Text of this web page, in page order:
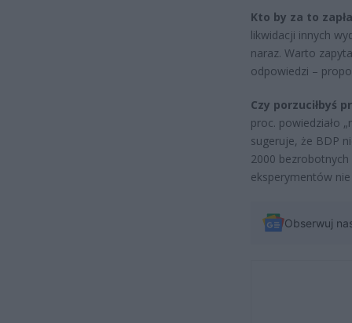
Kto by za to
likwidacji innych
naraz. Warto
odpowiedzi –
Czy porzuciłbyś
proc. powiedziało
sugeruje, że BDP
2000
eksperymentów
Obserwuj